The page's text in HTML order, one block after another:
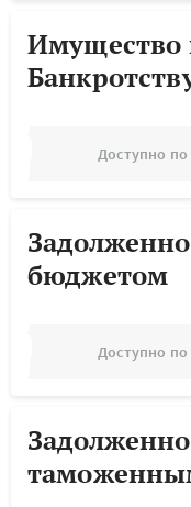
Имущество
Доступно по
бюджетом
Доступно по